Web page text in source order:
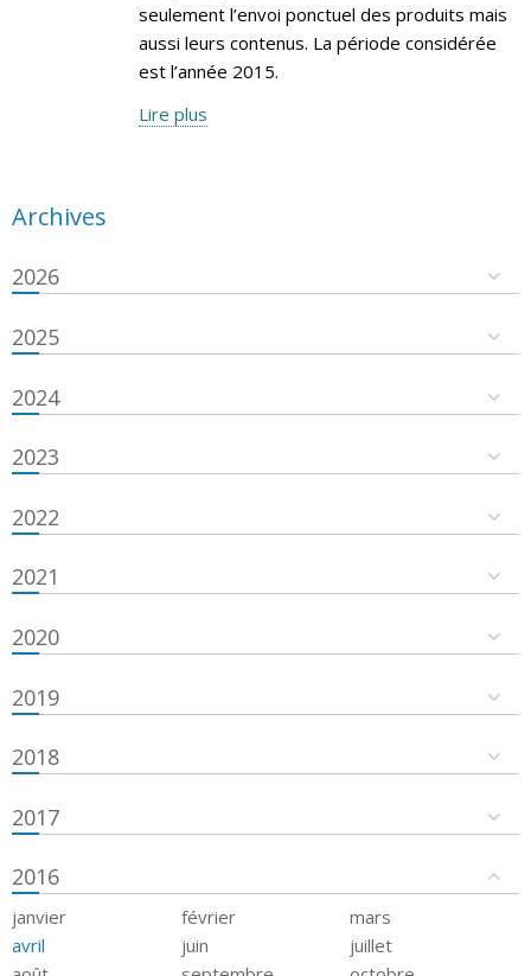
seulement l’envoi ponctuel des produits mais
aussi leurs contenus. La période considérée
est l’année 2015.
Lire plus
Archives
2026
2025
2024
2023
2022
2021
2020
2019
2018
2017
2016
janvier février
mars
avril
juin
juillet